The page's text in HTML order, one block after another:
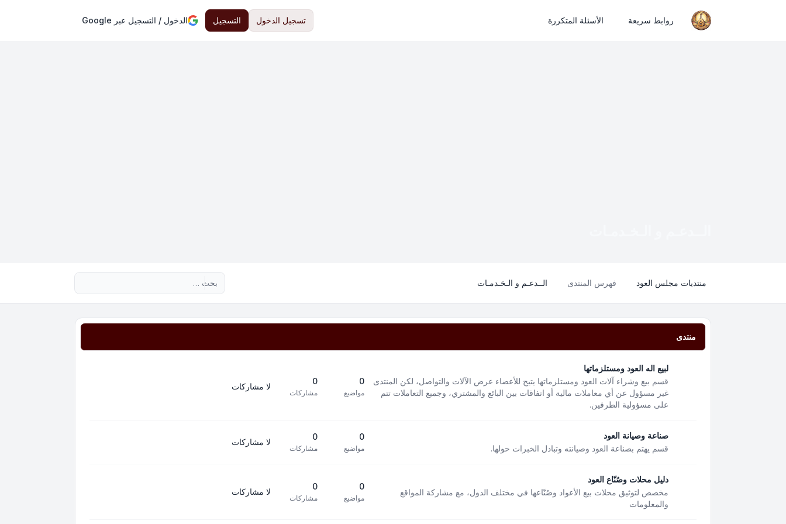
روابط سريعة الأسئلة المتكررة تسجيل الدخول التسجيل الدخول / التسجيل عبر Google
منتديات مجلس العود فهرس المنتدى الــدعـم و الـخـدمـات
منتدى
لبيع اله العود ومستلزماتها
قسم بيع وشراء آلات العود ومستلزماتها يتيح للأعضاء عرض الآلات والتواصل، لكن المنتدى
غير مسؤول عن أي معاملات مالية أو اتفاقات بين البائع والمشتري، وجميع التعاملات تتم
على مسؤولية الطرفين.
0
مواضيع
0
مشاركات
لا مشاركات
صناعة وصيانة العود
قسم يهتم بصناعة العود وصيانته وتبادل الخبرات حولها.
0
مواضيع
0
مشاركات
لا مشاركات
دليل محلات وصُنّاع العود
مخصص لتوثيق محلات بيع الأعواد وصُنّاعها في مختلف الدول، مع مشاركة المواقع
والمعلومات
0
مواضيع
0
مشاركات
لا مشاركات